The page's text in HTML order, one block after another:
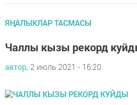
ЯҢАЛЫКЛАР ТАСМАСЫ
Чал­лы кы­зы ре­корд
автор, 2 июль 2021 - 16:20